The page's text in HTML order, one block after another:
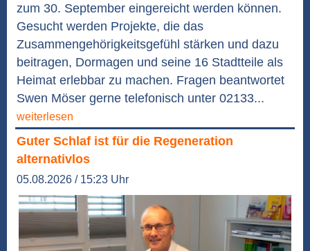
zum 30. September eingereicht werden können.
Gesucht werden Projekte, die das
Zusammengehörigkeitsgefühl stärken und dazu
beitragen, Dormagen und seine 16 Stadtteile als
Heimat erlebbar zu machen. Fragen beantwortet
Swen Möser gerne telefonisch unter 02133...
weiterlesen
Guter Schlaf ist für die Regeneration
alternativlos
05.08.2026 / 15:23 Uhr